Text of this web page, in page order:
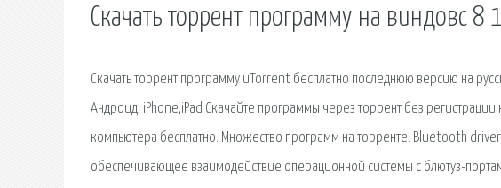
Скачать торрент программу на виндовс 8 1
Скачать торрент программу uTorrent бесплатно последнюю версию на
Андроид, iPhone,iPad Скачайте программы через торрент без
компьютера бесплатно. Множество программ на торренте. Bluetooth
обеспечивающее взаимодействие операционной системы с блютуз-